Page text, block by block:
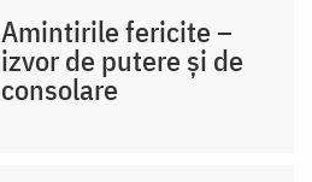
Amintirile fericite –
izvor de putere și de
consolare